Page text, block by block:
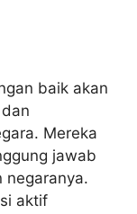
baik akan
Mereka
jawab
negaranya.
aktif